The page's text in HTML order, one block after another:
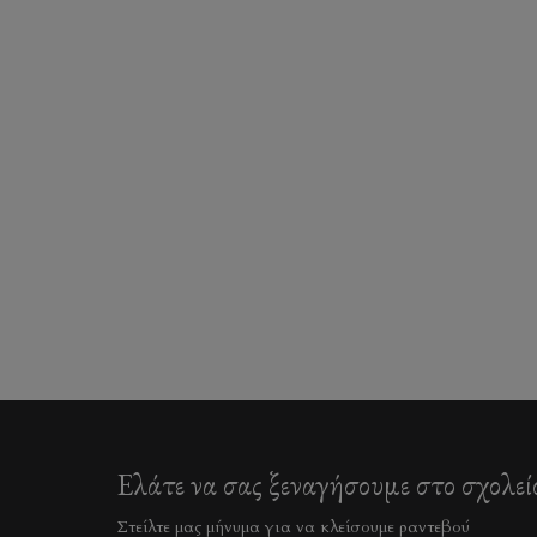
Ελάτε να σας ξεναγήσουμε στο
Στείλτε μας μήνυμα για να κλείσουμε ραντεβού